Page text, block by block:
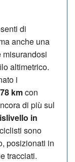
di
anche una
altimetrico.
i
kmcon
di più sul
in
sono
posizionati in
tracciati.